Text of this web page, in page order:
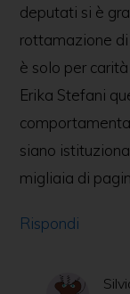
deputati si è
rottamazione
è solo per
Erika Stefani
siano
migliaia di
Rispondi